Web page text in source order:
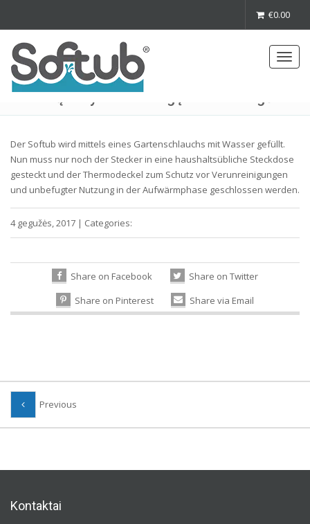
€0.00
Užpildykite baseiną vandeniu, įjunkite į
elektros tinklą ir nustatykite pageidaujamą
vandens temperatūrą. Kol vanduo šylą,
baseiną laikykite uždengę termo dangčiu.
Der Softub wird mittels eines Gartenschlauchs mit Wasser gefüllt.
Nun muss nur noch der Stecker in eine haushaltsübliche Steckdose
gesteckt und der Thermodeckel zum Schutz vor Verunreinigungen
und unbefugter Nutzung in der Aufwärmphase geschlossen werden.
4 gegužės, 2017 | Categories:
Share on Facebook
Share on Twitter
Share on Pinterest
Share via Email
Previous
Kontaktai